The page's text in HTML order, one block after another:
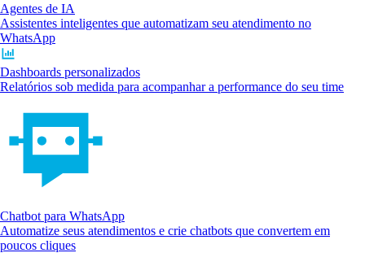
Agentes de IA
Assistentes inteligentes que automatizam seu atendimento no
WhatsApp
Dashboards personalizados
Relatórios sob medida para acompanhar a performance do seu time
Chatbot para WhatsApp
Automatize seus atendimentos e crie chatbots que convertem em
poucos cliques